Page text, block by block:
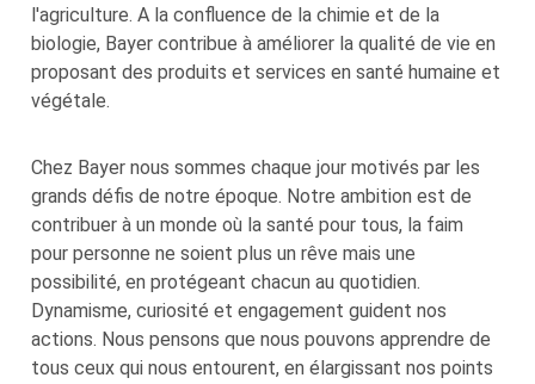
l'agriculture. A la confluence de la chimie et de la
biologie, Bayer contribue à améliorer la qualité de vie en
proposant des produits et services en santé humaine et
végétale.
Chez Bayer nous sommes chaque jour motivés par les
grands défis de notre époque. Notre ambition est de
contribuer à un monde où la santé pour tous, la faim
pour personne ne soient plus un rêve mais une
possibilité, en protégeant chacun au quotidien.
Dynamisme, curiosité et engagement guident nos
actions. Nous pensons que nous pouvons apprendre de
tous ceux qui nous entourent, en élargissant nos points